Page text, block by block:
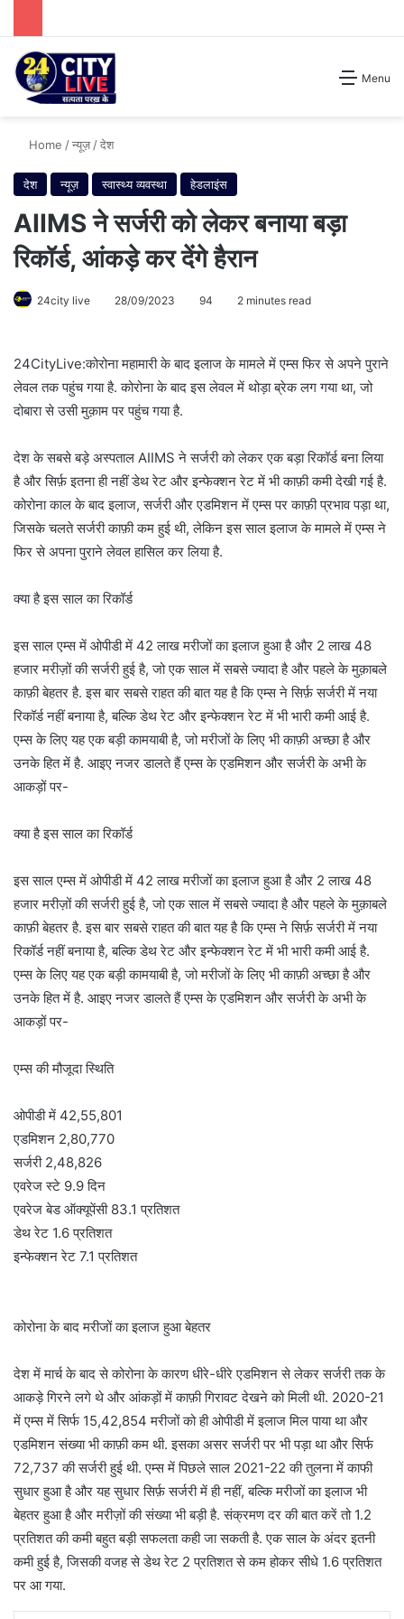
Menu
Search for
Home /न्यूज़ /देश
देश न्यूज़ स्वास्थ्य व्यवस्था हेडलाइंस
AIIMS ने सर्जरी को लेकर बनाया बड़ा
रिकॉर्ड, आंकड़े कर देंगे हैरान
24city live 28/09/2023 94 2 minutes read
24CityLive:कोरोना महामारी के बाद इलाज के मामले में एम्स फिर से अपने पुराने
लेवल तक पहुंच गया है. कोरोना के बाद इस लेवल में थोड़ा ब्रेक लग गया था, जो
दोबारा से उसी मुक़ाम पर पहुंच गया है.
देश के सबसे बड़े अस्पताल AIIMS ने सर्जरी को लेकर एक बड़ा रिकॉर्ड बना लिया
है और सिर्फ़ इतना ही नहीं डेथ रेट और इन्फेक्शन रेट में भी काफ़ी कमी देखी गई है.
कोरोना काल के बाद इलाज, सर्जरी और एडमिशन में एम्स पर काफ़ी प्रभाव पड़ा था,
जिसके चलते सर्जरी काफ़ी कम हुई थी, लेकिन इस साल इलाज के मामले में एम्स ने
फिर से अपना पुराने लेवल हासिल कर लिया है.
क्या है इस साल का रिकॉर्ड
इस साल एम्स में ओपीडी में 42 लाख मरीजों का इलाज हुआ है और 2 लाख 48
हजार मरीज़ों की सर्जरी हुई है, जो एक साल में सबसे ज्यादा है और पहले के मुक़ाबले
काफ़ी बेहतर है. इस बार सबसे राहत की बात यह है कि एम्स ने सिर्फ़ सर्जरी में नया
रिकॉर्ड नहीं बनाया है, बल्कि डेथ रेट और इन्फेक्शन रेट में भी भारी कमी आई है.
एम्स के लिए यह एक बड़ी कामयाबी है, जो मरीजों के लिए भी काफ़ी अच्छा है और
उनके हित में है. आइए नजर डालते हैं एम्स के एडमिशन और सर्जरी के अभी के
आकड़ों पर-
क्या है इस साल का रिकॉर्ड
इस साल एम्स में ओपीडी में 42 लाख मरीजों का इलाज हुआ है और 2 लाख 48
हजार मरीज़ों की सर्जरी हुई है, जो एक साल में सबसे ज्यादा है और पहले के मुक़ाबले
काफ़ी बेहतर है. इस बार सबसे राहत की बात यह है कि एम्स ने सिर्फ़ सर्जरी में नया
रिकॉर्ड नहीं बनाया है, बल्कि डेथ रेट और इन्फेक्शन रेट में भी भारी कमी आई है.
एम्स के लिए यह एक बड़ी कामयाबी है, जो मरीजों के लिए भी काफ़ी अच्छा है और
उनके हित में है. आइए नजर डालते हैं एम्स के एडमिशन और सर्जरी के अभी के
आकड़ों पर-
एम्स की मौजूदा स्थिति
ओपीडी में 42,55,801
एडमिशन 2,80,770
सर्जरी 2,48,826
एवरेज स्टे 9.9 दिन
एवरेज बेड ऑक्यूपेंसी 83.1 प्रतिशत
डेथ रेट 1.6 प्रतिशत
इन्फेक्शन रेट 7.1 प्रतिशत
कोरोना के बाद मरीजों का इलाज हुआ बेहतर
देश में मार्च के बाद से कोरोना के कारण धीरे-धीरे एडमिशन से लेकर सर्जरी तक के
आकड़े गिरने लगे थे और आंकड़ों में काफ़ी गिरावट देखने को मिली थी. 2020-21
में एम्स में सिर्फ 15,42,854 मरीजों को ही ओपीडी में इलाज मिल पाया था और
एडमिशन संख्या भी काफ़ी कम थी. इसका असर सर्जरी पर भी पड़ा था और सिर्फ
72,737 की सर्जरी हुई थी. एम्स में पिछले साल 2021-22 की तुलना में काफी
सुधार हुआ है और यह सुधार सिर्फ़ सर्जरी में ही नहीं, बल्कि मरीजों का इलाज भी
बेहतर हुआ है और मरीज़ों की संख्या भी बड़ी है. संक्रमण दर की बात करें तो 1.2
प्रतिशत की कमी बहुत बड़ी सफलता कही जा सकती है. एक साल के अंदर इतनी
कमी हुई है, जिसकी वजह से डेथ रेट 2 प्रतिशत से कम होकर सीधे 1.6 प्रतिशत
पर आ गया.